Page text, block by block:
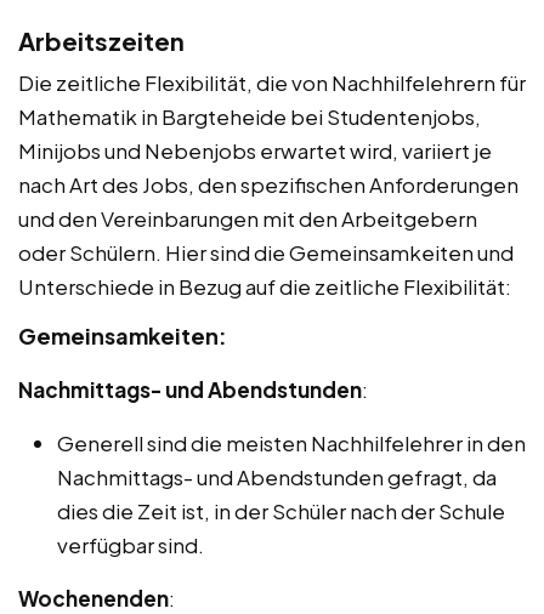
Arbeitszeiten
Die zeitliche Flexibilität, die von Nachhilfelehrern für
Mathematik in Bargteheide bei Studentenjobs,
Minijobs und Nebenjobs erwartet wird, variiert je
nach Art des Jobs, den spezifischen Anforderungen
und den Vereinbarungen mit den Arbeitgebern
oder Schülern. Hier sind die Gemeinsamkeiten und
Unterschiede in Bezug auf die zeitliche Flexibilität:
Gemeinsamkeiten:
Nachmittags- und Abendstunden:
Generell sind die meisten Nachhilfelehrer in den
Nachmittags- und Abendstunden gefragt, da
dies die Zeit ist, in der Schüler nach der Schule
verfügbar sind.
Wochenenden: